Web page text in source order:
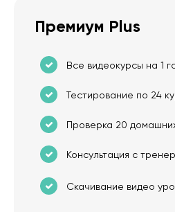
Премиум Plus
Все видеокурсы на 1
Тестирование по 24
Проверка 20
Консультация с
Скачивание видео